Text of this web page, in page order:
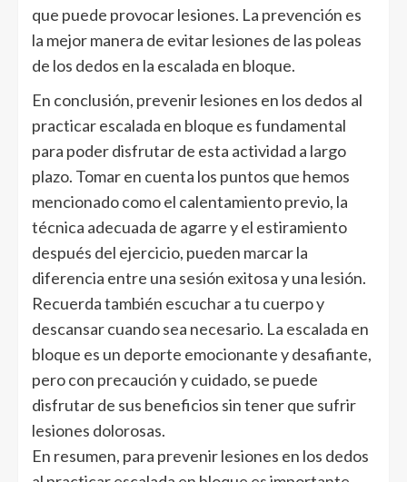
que puede provocar lesiones. La prevención es
la mejor manera de evitar lesiones de las poleas
de los dedos en la escalada en bloque.
En conclusión, prevenir lesiones en los dedos al
practicar escalada en bloque es fundamental
para poder disfrutar de esta actividad a largo
plazo. Tomar en cuenta los puntos que hemos
mencionado como el calentamiento previo, la
técnica adecuada de agarre y el estiramiento
después del ejercicio, pueden marcar la
diferencia entre una sesión exitosa y una lesión.
Recuerda también escuchar a tu cuerpo y
descansar cuando sea necesario. La escalada en
bloque es un deporte emocionante y desafiante,
pero con precaución y cuidado, se puede
disfrutar de sus beneficios sin tener que sufrir
lesiones dolorosas.
En resumen, para prevenir lesiones en los dedos